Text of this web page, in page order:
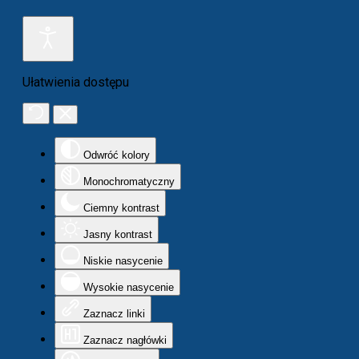
Ułatwienia dostępu
Odwróć kolory
Monochromatyczny
Ciemny kontrast
Jasny kontrast
Niskie nasycenie
Wysokie nasycenie
Zaznacz linki
Zaznacz nagłówki